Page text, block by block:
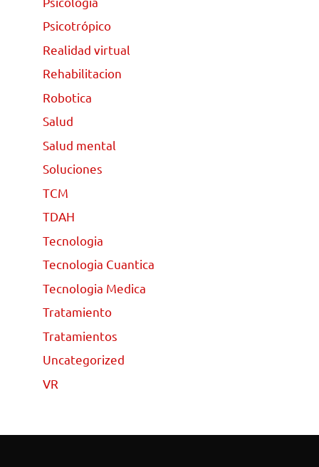
Psicotrópico
Realidad virtual
Rehabilitacion
Robotica
Salud
Salud mental
Soluciones
TCM
TDAH
Tecnologia
Tecnologia Cuantica
Tecnologia Medica
Tratamiento
Tratamientos
Uncategorized
VR